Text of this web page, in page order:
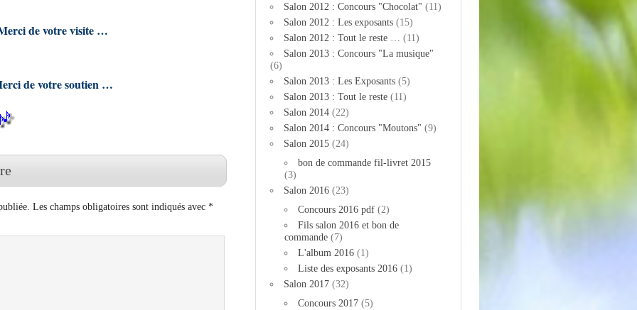
de votre visite …
de votre soutien …
Les champs obligatoires sont indiqués avec *
Salon 2012 : Concours "Chocolat" (11)
Salon 2012 : Les exposants (15)
Salon 2012 : Tout le reste …
(11)
Salon 2013 : Concours "La musique"
(6)
Salon 2013 : Les Exposants (5)
Salon 2013 : Tout le reste (11)
Salon 2014 (22)
Salon 2014 : Concours "Moutons" (9)
Salon 2015 (24)
bon de commande fil-livret 2015
(3)
Salon 2016 (23)
Concours 2016 pdf (2)
Fils salon 2016 et bon de
commande (7)
L'album 2016 (1)
Liste des exposants 2016 (1)
Salon 2017 (32)
Concours 2017 (5)